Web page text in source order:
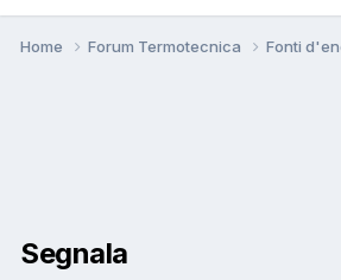
Home Forum Termotecnica Fonti
Segnala